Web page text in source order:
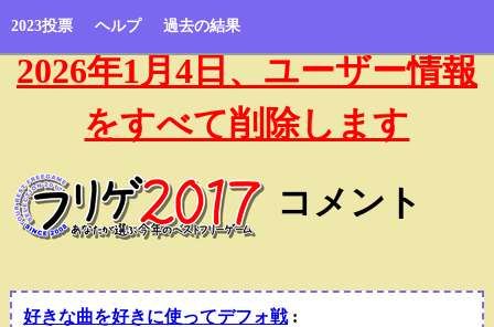
2023投票 ヘルプ 過去の結果
2026年1月4日、ユーザー情報
をすべて削除します
コメント
好きな曲を好きに使ってデフォ戦: